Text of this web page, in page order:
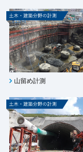
山留め計測